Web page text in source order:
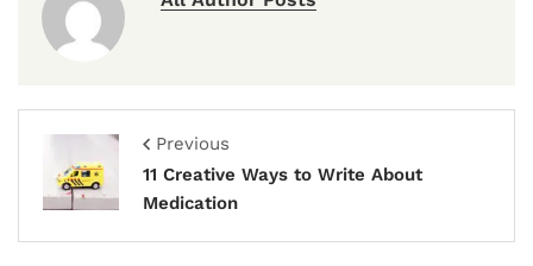
Previous
11 Creative Ways to Write About
Medication